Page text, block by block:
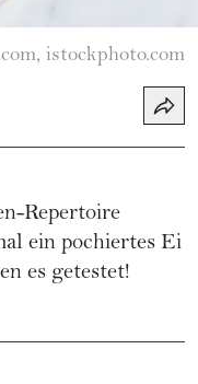
istockphoto.com
Repertoire
ein pochiertes Ei
es getestet!